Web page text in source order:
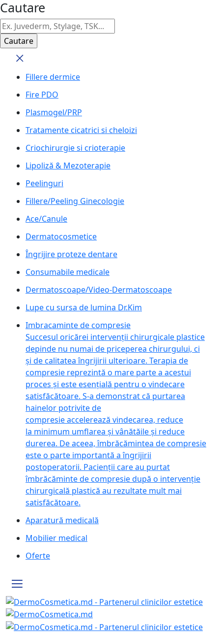
Cautare
Fillere dermice
Fire PDO
Plasmogel/PRP
Tratamente cicatrici si cheloizi
Criochirurgie si crioterapie
Lipoliză & Mezoterapie
Peelinguri
Fillere/Peeling Ginecologie
Ace/Canule
Dermatocosmetice
Îngrijire proteze dentare
Consumabile medicale
Dermatoscoape/Video-Dermatoscoape
Lupe cu sursa de lumina Dr.Kim
Imbracaminte de compresie
Succesul oricărei intervenții chirurgicale plastice
depinde nu numai de priceperea chirurgului, ci
și de calitatea îngrijirii ulterioare. Terapia de
compresie reprezintă o mare parte a acestui
proces și este esențială pentru o vindecare
satisfăcătoare. S-a demonstrat că purtarea
hainelor potrivite de
compresie accelerează vindecarea, reduce
la minimum umflarea și vânătăile și reduce
durerea. De aceea, îmbrăcămintea de compresie
este o parte importantă a îngrijirii
postoperatorii. Pacienții care au purtat
îmbrăcăminte de compresie după o intervenție
chirurgicală plastică au rezultate mult mai
satisfăcătoare.
Aparatură medicală
Mobilier medical
Oferte